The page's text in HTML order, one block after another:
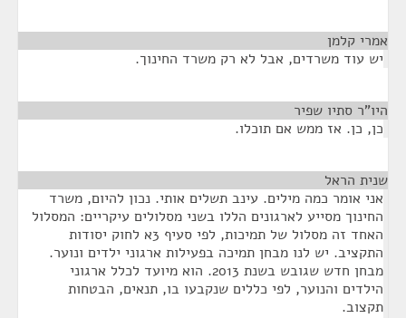
אמרי קלמן
יש עוד משרדים, אבל לא רק משרד החינוך.
היו"ר סתיו שפיר
כן, כן. אז ממש אם תוכלו.
שנית הראל
אני אומר כמה מילים. עינב תשלים אותי. נכון להיום, משרד
החינוך מסייע לארגונים הללו בשני מסלולים עיקריים: המסלול
האחד זה מסלול של תמיכות, לפי סעיף 3א לחוק יסודות
התקציב. יש לנו מבחן תמיכה בפעילות ארגוני ילדים ונוער.
מבחן חדש שגובש בשנת 2013. הוא מיועד לכלל ארגוני
הילדים והנוער, לפי כללים שנקבעו בו, תנאים, הבטחות
תקצוב.